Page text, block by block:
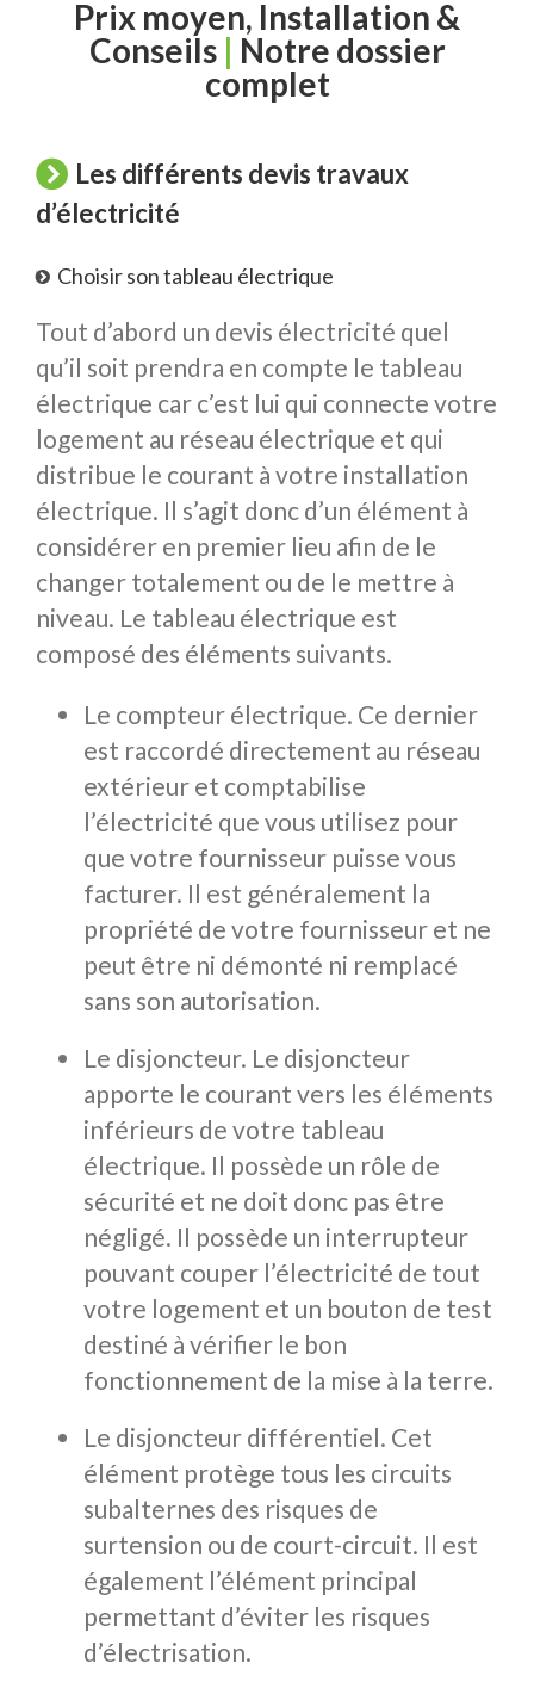
Prix moyen, Installation &
Conseils | Notre dossier
complet
Les différents devis travaux
d’électricité
Choisir son tableau électrique
Tout d’abord un devis électricité quel
qu’il soit prendra en compte le tableau
électrique car c’est lui qui connecte votre
logement au réseau électrique et qui
distribue le courant à votre installation
électrique. Il s’agit donc d’un élément à
considérer en premier lieu afin de le
changer totalement ou de le mettre à
niveau. Le tableau électrique est
composé des éléments suivants.
Le compteur électrique. Ce dernier
est raccordé directement au réseau
extérieur et comptabilise
l’électricité que vous utilisez pour
que votre fournisseur puisse vous
facturer. Il est généralement la
propriété de votre fournisseur et ne
peut être ni démonté ni remplacé
sans son autorisation.
Le disjoncteur. Le disjoncteur
apporte le courant vers les éléments
inférieurs de votre tableau
électrique. Il possède un rôle de
sécurité et ne doit donc pas être
négligé. Il possède un interrupteur
pouvant couper l’électricité de tout
votre logement et un bouton de test
destiné à vérifier le bon
fonctionnement de la mise à la terre.
Le disjoncteur différentiel. Cet
élément protège tous les circuits
subalternes des risques de
surtension ou de court-circuit. Il est
également l’élément principal
permettant d’éviter les risques
d’électrisation.